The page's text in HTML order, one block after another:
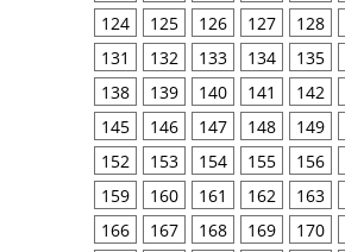
124
125 126 127 128
131
132 133 134 135
138
139 140 141 142
145
146 147 148 149
152
153 154 155 156
159
160 161 162 163
166
167 168 169 170